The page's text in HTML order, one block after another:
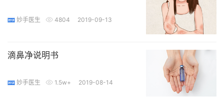
妙手医生 4804 2019-09-13
滴鼻净说明书
妙手医生 1.5w+ 2019-08-14